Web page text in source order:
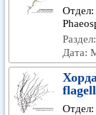
Отдел:
Раздел:
Дата:
Отдел: